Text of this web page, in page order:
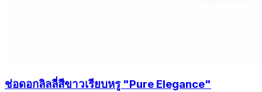
ช่อดอกลิลลี่สีขาวเรียบหรู "Pure Elegance"